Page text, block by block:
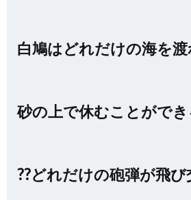
白鳩はどれだけの海を渡
砂の上で休むことがで
??どれだけの砲弾が飛